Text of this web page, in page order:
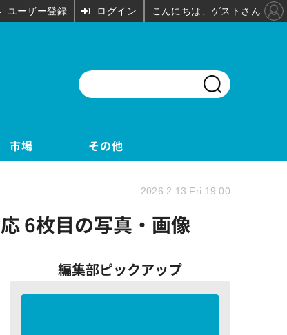
市場 その他
6枚目の写真・画像
2026.2.13 Fri 19:00
編集部ピックアップ
ユーザー登録 ログイン こんにちは、ゲストさん